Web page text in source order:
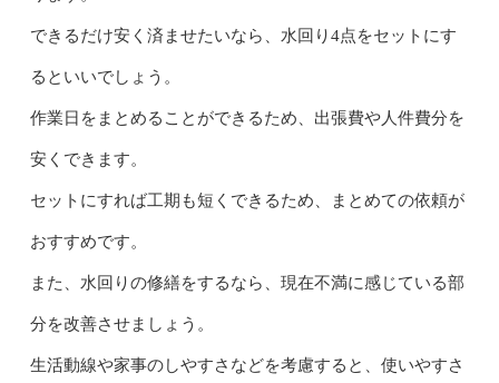
できるだけ安く済ませたいなら、水回り4点をセットにす
るといいでしょう。
作業日をまとめることができるため、出張費や人件費分を
安くできます。
セットにすれば工期も短くできるため、まとめての依頼が
おすすめです。
また、水回りの修繕をするなら、現在不満に感じている部
分を改善させましょう。
生活動線や家事のしやすさなどを考慮すると、使いやすさ